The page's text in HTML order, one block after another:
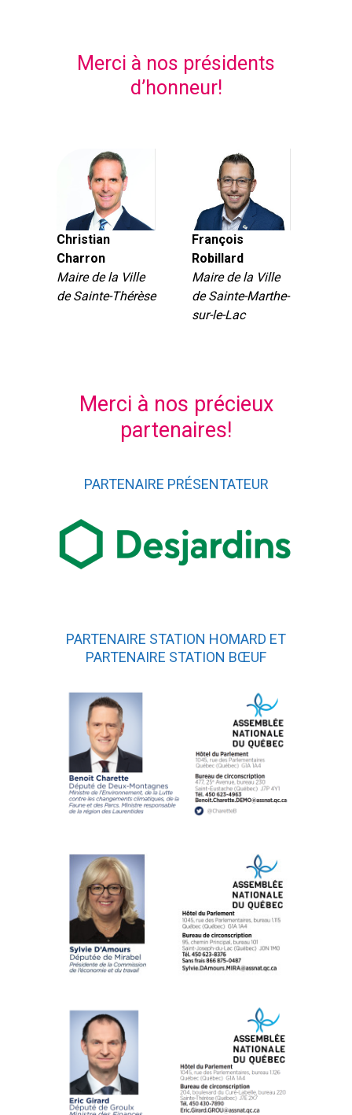
Merci à nos présidents
d’honneur!
Christian
Charron
Maire de la Ville
de Sainte-Thérèse
François
Robillard
Maire de la Ville
de Sainte-Marthe-
sur-le-Lac
Merci à nos précieux
partenaires!
PARTENAIRE PRÉSENTATEUR
PARTENAIRE STATION HOMARD ET
PARTENAIRE STATION BŒUF